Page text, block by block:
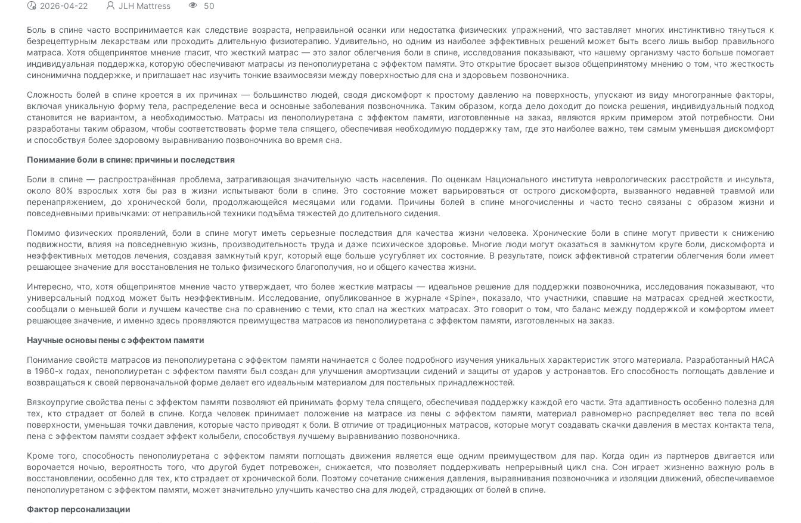
2026-04-22 JLH Mattress 50
Боль в спине часто воспринимается как следствие возраста, неправильной осанки или недостатка физических упражнений, что заставляет многих инстинктивно тянуться к
безрецептурным лекарствам или проходить длительную физиотерапию. Удивительно, но одним из наиболее эффективных решений может быть всего лишь выбор правильного
матраса. Хотя общепринятое мнение гласит, что жесткий матрас — это залог облегчения боли в спине, исследования показывают, что нашему организму часто больше помогает
индивидуальная поддержка, которую обеспечивают матрасы из пенополиуретана с эффектом памяти. Это открытие бросает вызов общепринятому мнению о том, что жесткость
синонимична поддержке, и приглашает нас изучить тонкие взаимосвязи между поверхностью для сна и здоровьем позвоночника.
Сложность болей в спине кроется в их причинах — большинство людей, сводя дискомфорт к простому давлению на поверхность, упускают из виду многогранные факторы,
включая уникальную форму тела, распределение веса и основные заболевания позвоночника. Таким образом, когда дело доходит до поиска решения, индивидуальный подход
становится не вариантом, а необходимостью. Матрасы из пенополиуретана с эффектом памяти, изготовленные на заказ, являются ярким примером этой потребности. Они
разработаны таким образом, чтобы соответствовать форме тела спящего, обеспечивая необходимую поддержку там, где это наиболее важно, тем самым уменьшая дискомфорт
и способствуя более здоровому выравниванию позвоночника во время сна.
Понимание боли в спине: причины и последствия
Боли в спине — распространённая проблема, затрагивающая значительную часть населения. По оценкам Национального института неврологических расстройств и инсульта,
около 80% взрослых хотя бы раз в жизни испытывают боли в спине. Это состояние может варьироваться от острого дискомфорта, вызванного недавней травмой или
перенапряжением, до хронической боли, продолжающейся месяцами или годами. Причины болей в спине многочисленны и часто тесно связаны с образом жизни и
повседневными привычками: от неправильной техники подъёма тяжестей до длительного сидения.
Помимо физических проявлений, боли в спине могут иметь серьезные последствия для качества жизни человека. Хронические боли в спине могут привести к снижению
подвижности, влияя на повседневную жизнь, производительность труда и даже психическое здоровье. Многие люди могут оказаться в замкнутом круге боли, дискомфорта и
неэффективных методов лечения, создавая замкнутый круг, который еще больше усугубляет их состояние. В результате, поиск эффективной стратегии облегчения боли имеет
решающее значение для восстановления не только физического благополучия, но и общего качества жизни.
Интересно, что, хотя общепринятое мнение часто утверждает, что более жесткие матрасы — идеальное решение для поддержки позвоночника, исследования показывают, что
универсальный подход может быть неэффективным. Исследование, опубликованное в журнале «Spine», показало, что участники, спавшие на матрасах средней жесткости,
сообщали о меньшей боли и лучшем качестве сна по сравнению с теми, кто спал на жестких матрасах. Это говорит о том, что баланс между поддержкой и комфортом имеет
решающее значение, и именно здесь проявляются преимущества матрасов из пенополиуретана с эффектом памяти, изготовленных на заказ.
Научные основы пены с эффектом памяти
Понимание свойств матрасов из пенополиуретана с эффектом памяти начинается с более подробного изучения уникальных характеристик этого материала. Разработанный НАСА
в 1960-х годах, пенополиуретан с эффектом памяти был создан для улучшения амортизации сидений и защиты от ударов у астронавтов. Его способность поглощать давление и
возвращаться к своей первоначальной форме делает его идеальным материалом для постельных принадлежностей.
Вязкоупругие свойства пены с эффектом памяти позволяют ей принимать форму тела спящего, обеспечивая поддержку каждой его части. Эта адаптивность особенно полезна для
тех, кто страдает от болей в спине. Когда человек принимает положение на матрасе из пены с эффектом памяти, материал равномерно распределяет вес тела по всей
поверхности, уменьшая точки давления, которые часто приводят к боли. В отличие от традиционных матрасов, которые могут создавать скачки давления в местах контакта тела,
пена с эффектом памяти создает эффект колыбели, способствуя лучшему выравниванию позвоночника.
Кроме того, способность пенополиуретана с эффектом памяти поглощать движения является еще одним преимуществом для пар. Когда один из партнеров двигается или
ворочается ночью, вероятность того, что другой будет потревожен, снижается, что позволяет поддерживать непрерывный цикл сна. Сон играет жизненно важную роль в
восстановлении, особенно для тех, кто страдает от хронической боли. Поэтому сочетание снижения давления, выравнивания позвоночника и изоляции движений, обеспечиваемое
пенополиуретаном с эффектом памяти, может значительно улучшить качество сна для людей, страдающих от болей в спине.
Фактор персонализации